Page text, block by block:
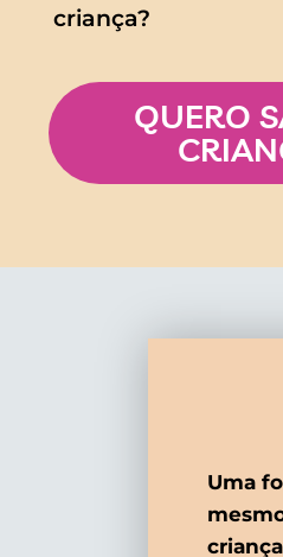
criança?
QUERO
Uma